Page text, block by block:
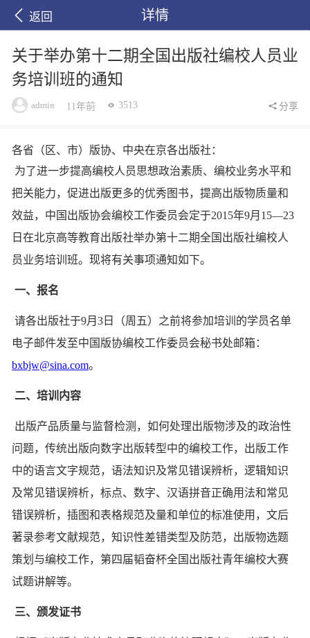
返回 详情
关于举办第十二期全国出版社编校人员业
务培训班的通知
admin 11年前 3513 分享
各省（区、市）版协、中央在京各出版社：
为了进一步提高编校人员思想政治素质、编校业务水平和
把关能力，促进出版更多的优秀图书，提高出版物质量和
效益，中国出版协会编校工作委员会定于2015年9月15—23
日在北京高等教育出版社举办第十二期全国出版社编校人
员业务培训班。现将有关事项通知如下。
一、报名
请各出版社于9月3日（周五）之前将参加培训的学员名单
电子邮件发至中国版协编校工作委员会秘书处邮箱：
bxbjw@sina.com。
二、培训内容
出版产品质量与监督检测，如何处理出版物涉及的政治性
问题，传统出版向数字出版转型中的编校工作，出版工作
中的语言文字规范，语法知识及常见错误辨析，逻辑知识
及常见错误辨析，标点、数字、汉语拼音正确用法和常见
错误辨析，插图和表格规范及量和单位的标准使用，文后
著录参考文献规范，知识性差错类型及防范，出版物选题
策划与编校工作，第四届韬奋杯全国出版社青年编校大赛
试题讲解等。
三、颁发证书